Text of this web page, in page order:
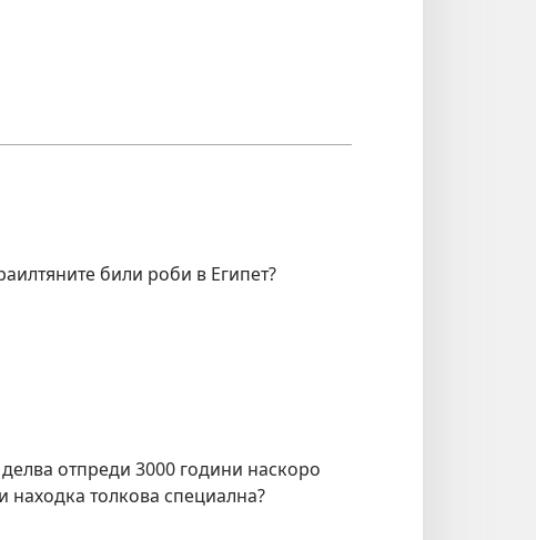
били роби в Египет?
отпреди 3000 години наскоро
находка толкова специална?